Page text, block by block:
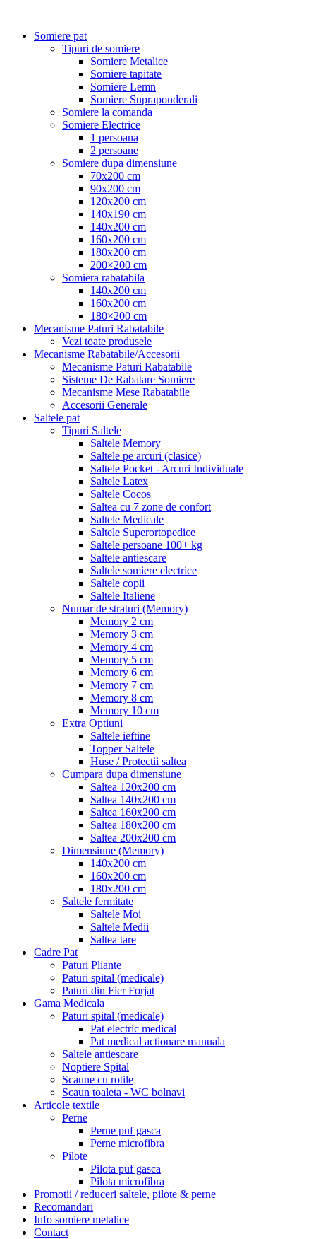
Somiere pat
Tipuri de somiere
Somiere Metalice
Somiere tapitate
Somiere Lemn
Somiere Supraponderali
Somiere la comanda
Somiere Electrice
1 persoana
2 persoane
Somiere dupa dimensiune
70x200 cm
90x200 cm
120x200 cm
140x190 cm
140x200 cm
160x200 cm
180x200 cm
200×200 cm
Somiera rabatabila
140x200 cm
160x200 cm
180×200 cm
Mecanisme Paturi Rabatabile
Vezi toate produsele
Mecanisme Rabatabile/Accesorii
Mecanisme Paturi Rabatabile
Sisteme De Rabatare Somiere
Mecanisme Mese Rabatabile
Accesorii Generale
Saltele pat
Tipuri Saltele
Saltele Memory
Saltele pe arcuri (clasice)
Saltele Pocket - Arcuri Individuale
Saltele Latex
Saltele Cocos
Saltea cu 7 zone de confort
Saltele Medicale
Saltele Superortopedice
Saltele persoane 100+ kg
Saltele antiescare
Saltele somiere electrice
Saltele copii
Saltele Italiene
Numar de straturi (Memory)
Memory 2 cm
Memory 3 cm
Memory 4 cm
Memory 5 cm
Memory 6 cm
Memory 7 cm
Memory 8 cm
Memory 10 cm
Extra Optiuni
Saltele ieftine
Topper Saltele
Huse / Protectii saltea
Cumpara dupa dimensiune
Saltea 120x200 cm
Saltea 140x200 cm
Saltea 160x200 cm
Saltea 180x200 cm
Saltea 200x200 cm
Dimensiune (Memory)
140x200 cm
160x200 cm
180x200 cm
Saltele fermitate
Saltele Moi
Saltele Medii
Saltea tare
Cadre Pat
Paturi Pliante
Paturi spital (medicale)
Paturi din Fier Forjat
Gama Medicala
Paturi spital (medicale)
Pat electric medical
Pat medical actionare manuala
Saltele antiescare
Noptiere Spital
Scaune cu rotile
Scaun toaleta - WC bolnavi
Articole textile
Perne
Perne puf gasca
Perne microfibra
Pilote
Pilota puf gasca
Pilota microfibra
Promotii / reduceri saltele, pilote & perne
Recomandari
Info somiere metalice
Contact